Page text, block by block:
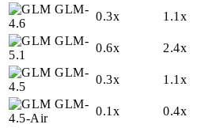
GLM-
4.6
0.3x 1.1x
GLM-
5.1
0.6x 2.4x
GLM-
4.5
0.3x 1.1x
GLM-
4.5-Air
0.1x 0.4x